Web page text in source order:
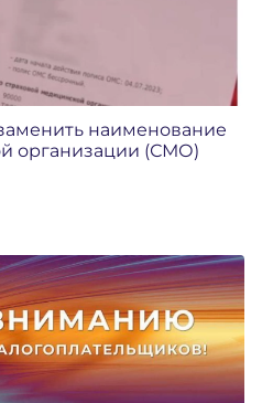
наименование
организации (СМО)